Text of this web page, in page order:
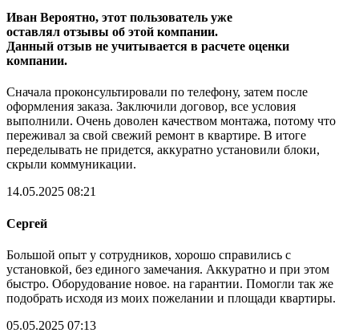
Иван Вероятно, этот пользователь уже
оставлял отзывы об этой компании.
Данный отзыв не учитывается в расчете оценки
компании.
Сначала проконсультировали по телефону, затем после
оформления заказа. Заключили договор, все условия
выполнили. Очень доволен качеством монтажа, потому что
переживал за свой свежий ремонт в квартире. В итоге
переделывать не придется, аккуратно установили блоки,
скрыли коммуникации.
14.05.2025 08:21
Сергей
Большой опыт у сотрудников, хорошо справились с
установкой, без единого замечания. Аккуратно и при этом
быстро. Оборудование новое. на гарантии. Помогли так же
подобрать исходя из моих пожелании и площади квартиры.
05.05.2025 07:13